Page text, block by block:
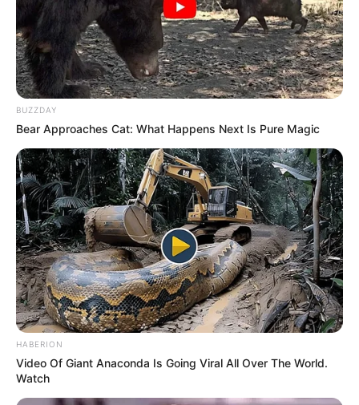
BUZZDAY
Bear Approaches Cat: What Happens Next Is Pure Magic
HABERION
Video Of Giant Anaconda Is Going Viral All Over The World.
Watch